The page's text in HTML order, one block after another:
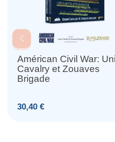
Américan Civil War:
Cavalry et Zouaves
Brigade
Prix
30,40 €